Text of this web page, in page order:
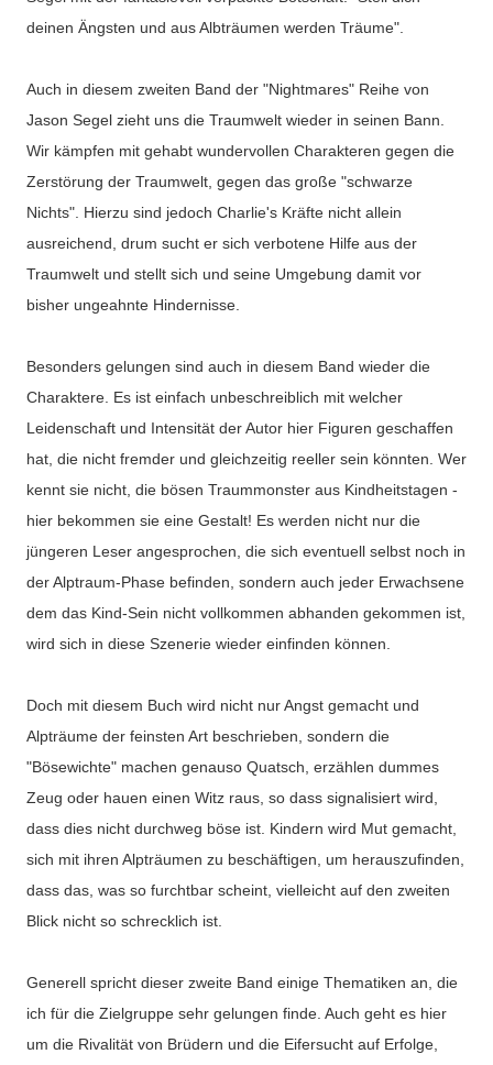
deinen Ängsten und aus Albträumen werden Träume".
Auch in diesem zweiten Band der "Nightmares" Reihe von
Jason Segel zieht uns die Traumwelt wieder in seinen Bann.
Wir kämpfen mit gehabt wundervollen Charakteren gegen die
Zerstörung der Traumwelt, gegen das große "schwarze
Nichts". Hierzu sind jedoch Charlie's Kräfte nicht allein
ausreichend, drum sucht er sich verbotene Hilfe aus der
Traumwelt und stellt sich und seine Umgebung damit vor
bisher ungeahnte Hindernisse.
Besonders gelungen sind auch in diesem Band wieder die
Charaktere. Es ist einfach unbeschreiblich mit welcher
Leidenschaft und Intensität der Autor hier Figuren geschaffen
hat, die nicht fremder und gleichzeitig reeller sein könnten. Wer
kennt sie nicht, die bösen Traummonster aus Kindheitstagen -
hier bekommen sie eine Gestalt! Es werden nicht nur die
jüngeren Leser angesprochen, die sich eventuell selbst noch in
der Alptraum-Phase befinden, sondern auch jeder Erwachsene
dem das Kind-Sein nicht vollkommen abhanden gekommen ist,
wird sich in diese Szenerie wieder einfinden können.
Doch mit diesem Buch wird nicht nur Angst gemacht und
Alpträume der feinsten Art beschrieben, sondern die
"Bösewichte" machen genauso Quatsch, erzählen dummes
Zeug oder hauen einen Witz raus, so dass signalisiert wird,
dass dies nicht durchweg böse ist. Kindern wird Mut gemacht,
sich mit ihren Alpträumen zu beschäftigen, um herauszufinden,
dass das, was so furchtbar scheint, vielleicht auf den zweiten
Blick nicht so schrecklich ist.
Generell spricht dieser zweite Band einige Thematiken an, die
ich für die Zielgruppe sehr gelungen finde. Auch geht es hier
um die Rivalität von Brüdern und die Eifersucht auf Erfolge,